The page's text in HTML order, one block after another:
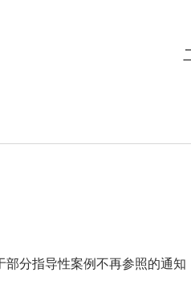
二○○九
部分指导性案例不再参照的通知